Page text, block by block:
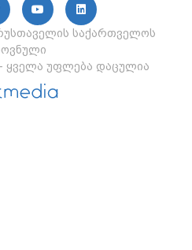
საქართველოს
ყველა უფლება დაცულია